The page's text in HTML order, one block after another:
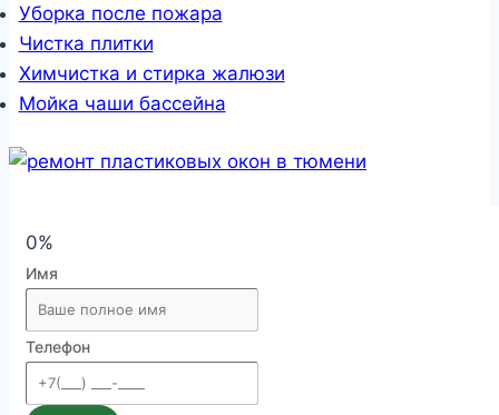
Уборка после пожара
Чистка плитки
Химчистка и стирка жалюзи
Мойка чаши бассейна
0%
Имя
Телефон